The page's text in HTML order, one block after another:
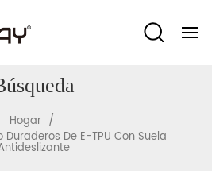
Hogar /
De E-TPU Con Suela